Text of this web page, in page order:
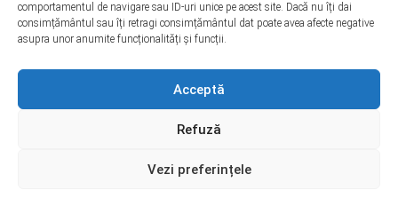
comportamentul de navigare sau ID-uri unice pe acest site. Dacă nu îți dai
consimțământul sau îți retragi consimțământul dat poate avea afecte negative
asupra unor anumite funcționalități și funcții.
Acceptă
Refuză
Vezi preferințele